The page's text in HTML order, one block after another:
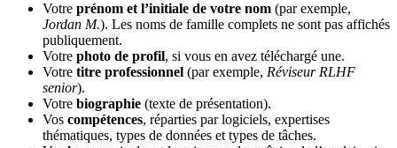
Votre prénom et l’initiale de votre nom (par exemple,
Jordan M.). Les noms de famille complets ne sont pas affichés
publiquement.
Votre photo de profil, si vous en avez téléchargé une.
Votre titre professionnel (par exemple, Réviseur RLHF
senior).
Votre biographie (texte de présentation).
Vos compétences, réparties par logiciels, expertises
thématiques, types de données et types de tâches.